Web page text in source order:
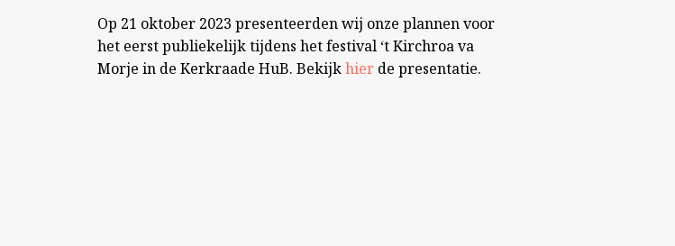
Op 21 oktober 2023 presenteerden wij onze plannen voor
het eerst publiekelijk tijdens het festival ‘t Kirchroa va
Morje in de Kerkraade HuB. Bekijkhier de presentatie.